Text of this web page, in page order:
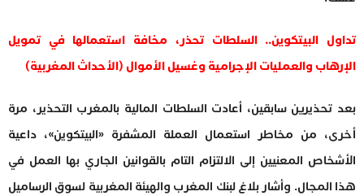
تداول البيتكوين.. السلطات تحذر، مخافة استعمالها في تمويل
الإرهاب والعمليات الإجرامية وغسيل الأموال (الأحداث المغربية)
بعد تحذيرين سابقين، أعادت السلطات المالية بالمغرب التحذير، مرة
أخرى، من مخاطر استعمال العملة المشفرة «البيتكوين»، داعية
الأشخاص المعنيين إلى الالتزام التام بالقوانين الجاري بها العمل في
هذا المجال. وأشار بلاغ لبنك المغرب والهيئة المغربية لسوق الرساميل